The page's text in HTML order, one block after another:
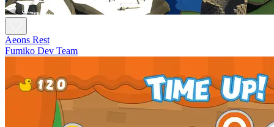
Aeons Rest
Fumiko Dev Team